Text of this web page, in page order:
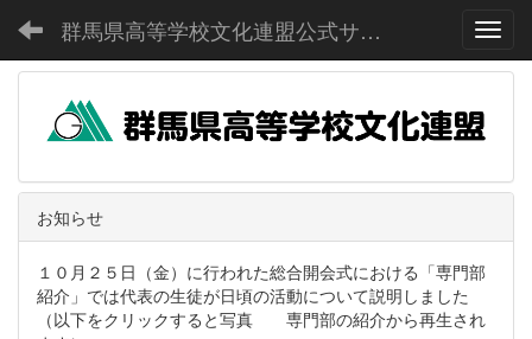
群馬県高等学校文化連盟公式サイト
お知らせ
１０月２５日（金）に行われた総合開会式における「専門部
紹介」では代表の生徒が日頃の活動について説明しました
（以下をクリックすると写真 専門部の紹介から再生され